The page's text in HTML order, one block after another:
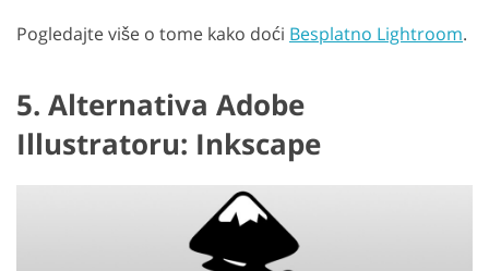
Pogledajte više o tome kako doći Besplatno Lightroom.
5. Alternativa Adobe
Illustratoru: Inkscape